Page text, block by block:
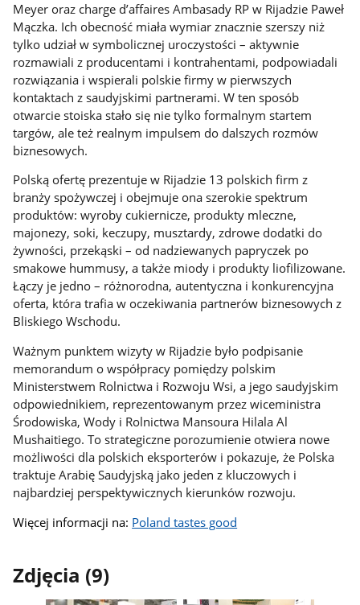
Meyer oraz charge d’affaires Ambasady RP w Rijadzie Paweł
Mączka. Ich obecność miała wymiar znacznie szerszy niż
tylko udział w symbolicznej uroczystości – aktywnie
rozmawiali z producentami i kontrahentami, podpowiadali
rozwiązania i wspierali polskie firmy w pierwszych
kontaktach z saudyjskimi partnerami. W ten sposób
otwarcie stoiska stało się nie tylko formalnym startem
targów, ale też realnym impulsem do dalszych rozmów
biznesowych.
Polską ofertę prezentuje w Rijadzie 13 polskich firm z
branży spożywczej i obejmuje ona szerokie spektrum
produktów: wyroby cukiernicze, produkty mleczne,
majonezy, soki, keczupy, musztardy, zdrowe dodatki do
żywności, przekąski – od nadziewanych papryczek po
smakowe hummusy, a także miody i produkty liofilizowane.
Łączy je jedno – różnorodna, autentyczna i konkurencyjna
oferta, która trafia w oczekiwania partnerów biznesowych z
Bliskiego Wschodu.
Ważnym punktem wizyty w Rijadzie było podpisanie
memorandum o współpracy pomiędzy polskim
Ministerstwem Rolnictwa i Rozwoju Wsi, a jego saudyjskim
odpowiednikiem, reprezentowanym przez wiceministra
Środowiska, Wody i Rolnictwa Mansoura Hilala Al
Mushaitiego. To strategiczne porozumienie otwiera nowe
możliwości dla polskich eksporterów i pokazuje, że Polska
traktuje Arabię Saudyjską jako jeden z kluczowych i
najbardziej perspektywicznych kierunków rozwoju.
Więcej informacji na: Poland tastes good
Zdjęcia (9)